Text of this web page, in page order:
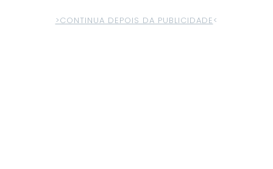
>CONTINUA DEPOIS DA PUBLICIDADE<